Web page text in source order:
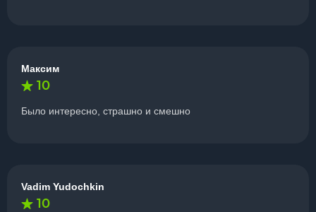
Максим
10
Было интересно, страшно и смешно
Vadim Yudochkin
10